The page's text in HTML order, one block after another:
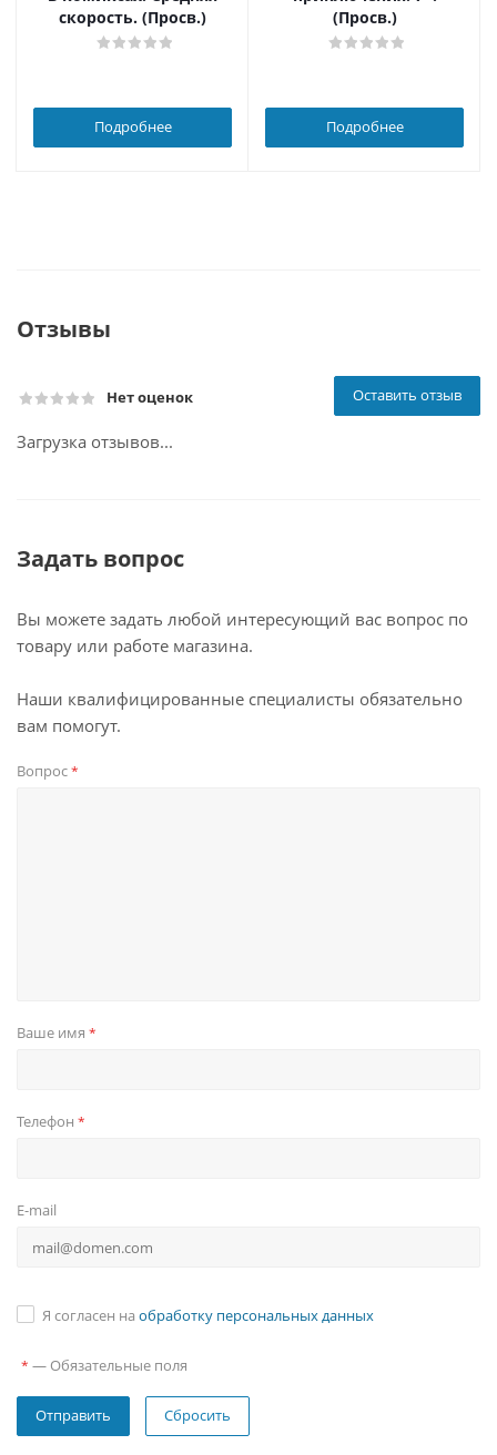
скорость. (Просв.)
Подробнее
(Просв.)
Подробнее
Отзывы
Нет оценок Оставить отзыв
Загрузка отзывов...
Задать вопрос
Вы можете задать любой интересующий вас вопрос по
товару или работе магазина.
Наши квалифицированные специалисты обязательно
вам помогут.
Вопрос*
Ваше имя *
Телефон *
E-mail
Я согласен на обработку персональных данных
* — Обязательные поля
Сбросить